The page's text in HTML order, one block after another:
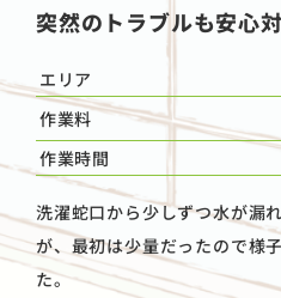
突然のトラブルも安心
エリア
作業料
作業時間
洗濯蛇口から少しずつ水が漏
が、最初は少量だったので様
た。